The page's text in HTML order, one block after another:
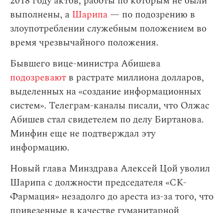
выполнены, а Шарипа — по подозрению в
злоупотреблении служебным положением во
время чрезвычайного положения.
Бывшего вице-министра Абишева
подозревают в растрате миллиона долларов,
выделенных на «создание информационных
систем». Телеграм-каналы писали, что Олжас
Абишев стал свидетелем по делу Биртанова.
Минфин еще не подтверждал эту
информацию.
Новый глава Минздрава Алексей Цой уволил
Шарипа с должности председателя «СК-
Фармация» незадолго до ареста из-за того, что